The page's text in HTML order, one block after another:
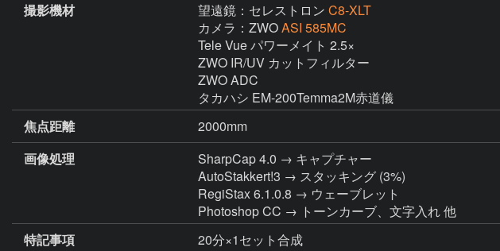
撮影機材
望遠鏡：セレストロン C8-XLT
カメラ：ZWOASI 585MC
Tele Vue パワーメイト 2.5×
ZWO IR/UV カットフィルター
ZWO ADC
タカハシ EM-200Temma2M赤道儀
焦点距離
2000mm
画像処理
SharpCap 4.0 → キャプチャー
AutoStakkert!3 → スタッキング (3%)
RegiStax 6.1.0.8 → ウェーブレット
Photoshop CC → トーンカーブ、文字入れ 他
特記事項
20分×1セット合成